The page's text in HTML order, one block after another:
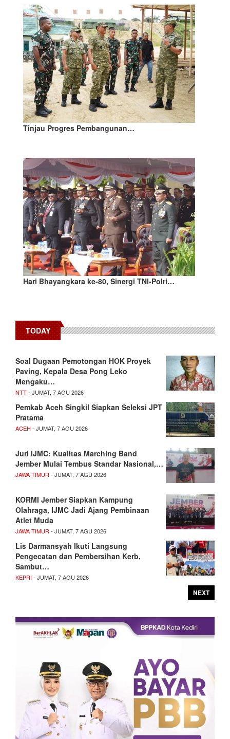
Tinjau Progres Pembangunan…
Hari Bhayangkara ke-80, Sinergi TNI-Polri…
TODAY
​Soal Dugaan Pemotongan HOK Proyek
Paving, Kepala Desa Pong Leko
Mengaku…
NTT- JUMAT, 7 AGU 2026
Pemkab Aceh Singkil Siapkan Seleksi JPT
Pratama
ACEH - JUMAT, 7 AGU 2026
Juri IJMC: Kualitas Marching Band
Jember Mulai Tembus Standar Nasional,…
JAWA TIMUR- JUMAT, 7 AGU 2026
KORMI Jember Siapkan Kampung
Olahraga, IJMC Jadi Ajang Pembinaan
Atlet Muda
JAWA TIMUR- JUMAT, 7 AGU 2026
Lis Darmansyah Ikuti Langsung
Pengecatan dan Pembersihan Kerb,
Sambut…
KEPRI- JUMAT, 7 AGU 2026
NEXT